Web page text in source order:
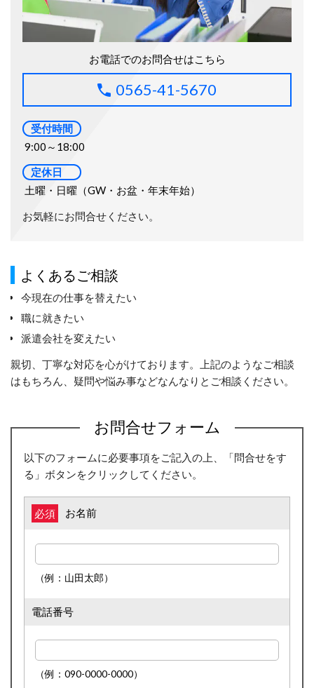
お電話でのお問合せはこちら
0565-41-5670
受付時間
9:00～18:00
定休日
土曜・日曜（GW・お盆・年末年始）
お気軽にお問合せください。
よくあるご相談
今現在の仕事を替えたい
職に就きたい
派遣会社を変えたい
親切、丁寧な対応を心がけております。上記のようなご相談
はもちろん、疑問や悩み事などなんなりとご相談ください。
お問合せフォーム
以下のフォームに必要事項をご記入の上、「問合せをす
る」ボタンをクリックしてください。
お名前
必須
（例：山田太郎）
電話番号
（例：090-0000-0000）